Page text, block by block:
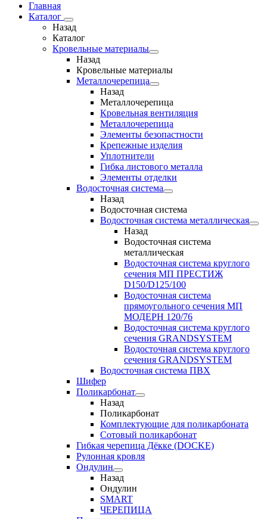
Главная
Каталог
Назад
Каталог
Кровельные материалы
Назад
Кровельные материалы
Металлочерепица
Назад
Металлочерепица
Кровельная вентиляция
Металлочерепица
Элементы безопастности
Крепежные изделия
Уплотнители
Гибка листового металла
Элементы отделки
Водосточная система
Назад
Водосточная система
Водосточная система металлическая
Назад
Водосточная система
металлическая
Водосточная система круглого
сечения МП ПРЕСТИЖ
D150/D125/100
Водосточная система
прямоугольного сечения МП
МОДЕРН 120/76
Водосточная система круглого
сечения GRANDSYSTEM
Водосточная система круглого
сечения GRANDSYSTEM
Водосточная система ПВХ
Шифер
Поликарбонат
Назад
Поликарбонат
Комплектующие для поликарбоната
Сотовый поликарбонат
Гибкая черепица Дёкке (DOCKE)
Рулонная кровля
Ондулин
Назад
Ондулин
SMART
ЧЕРЕПИЦА